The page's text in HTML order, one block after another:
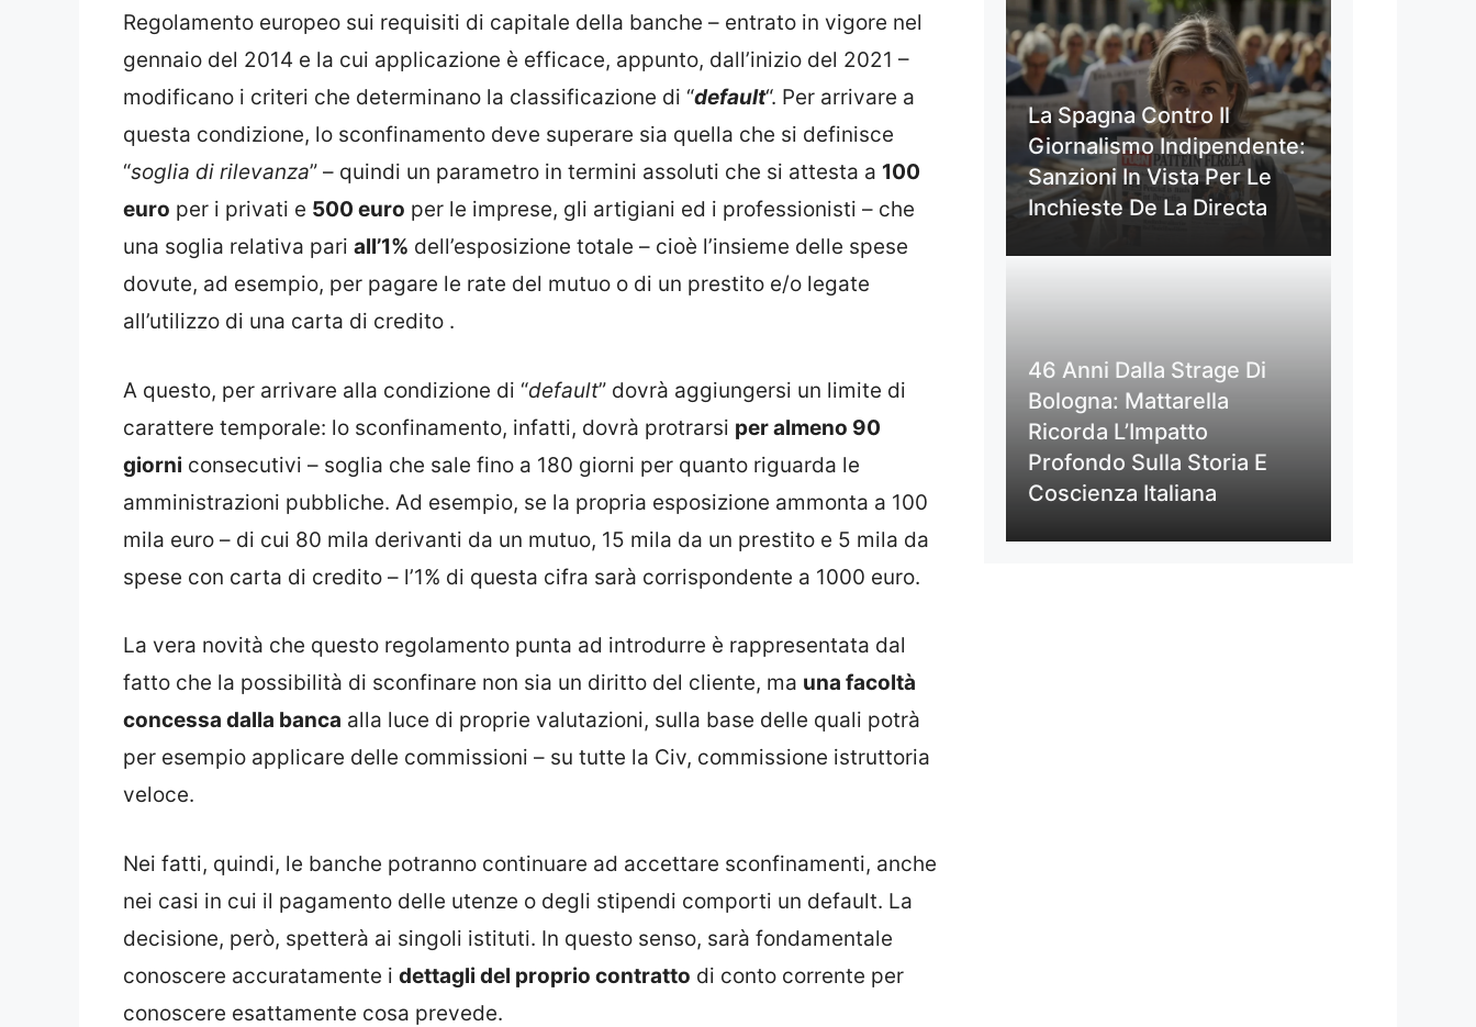
Regolamento europeo sui requisiti di capitale della banche – entrato in vigore nel
gennaio del 2014 e la cui applicazione è efficace, appunto, dall’inizio del 2021 –
modificano i criteri che determinano la classificazione di “default“. Per arrivare a
questa condizione, lo sconfinamento deve superare sia quella che si definisce
“soglia di rilevanza” – quindi un parametro in termini assoluti che si attesta a 100
euro per i privati e 500 euro per le imprese, gli artigiani ed i professionisti – che
una soglia relativa pari all’1% dell’esposizione totale – cioè l’insieme delle spese
dovute, ad esempio, per pagare le rate del mutuo o di un prestito e/o legate
all’utilizzo di una carta di credito .
A questo, per arrivare alla condizione di “default” dovrà aggiungersi un limite di
carattere temporale: lo sconfinamento, infatti, dovrà protrarsi per almeno 90
giorni consecutivi – soglia che sale fino a 180 giorni per quanto riguarda le
amministrazioni pubbliche. Ad esempio, se la propria esposizione ammonta a 100
mila euro – di cui 80 mila derivanti da un mutuo, 15 mila da un prestito e 5 mila da
spese con carta di credito – l’1% di questa cifra sarà corrispondente a 1000 euro.
La vera novità che questo regolamento punta ad introdurre è rappresentata dal
fatto che la possibilità di sconfinare non sia un diritto del cliente, ma una facoltà
concessa dalla banca alla luce di proprie valutazioni, sulla base delle quali potrà
per esempio applicare delle commissioni – su tutte la Civ, commissione istruttoria
veloce.
Nei fatti, quindi, le banche potranno continuare ad accettare sconfinamenti, anche
nei casi in cui il pagamento delle utenze o degli stipendi comporti un default. La
decisione, però, spetterà ai singoli istituti. In questo senso, sarà fondamentale
conoscere accuratamente i dettagli del proprio contratto di conto corrente per
conoscere esattamente cosa prevede.
La Spagna Contro Il
Giornalismo Indipendente:
Sanzioni In Vista Per Le
Inchieste De La Directa
46 Anni Dalla Strage Di
Bologna: Mattarella
Ricorda L’Impatto
Profondo Sulla Storia E
Coscienza Italiana